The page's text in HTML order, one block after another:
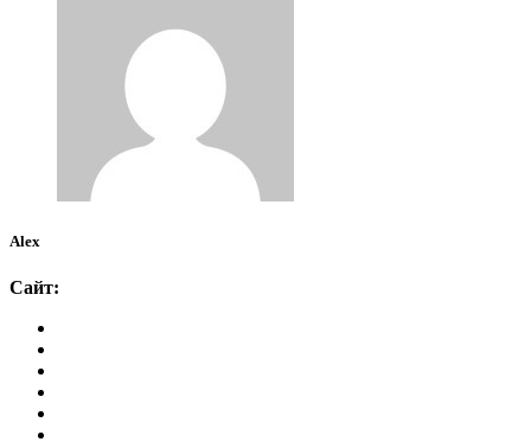
Alex
Сайт: